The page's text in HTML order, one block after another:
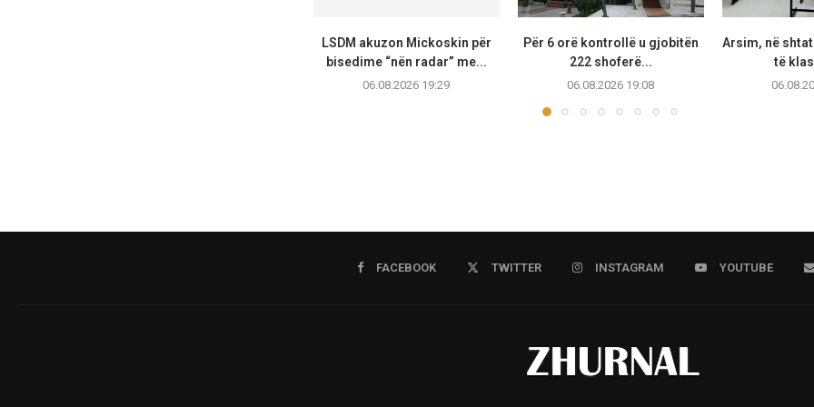
LSDM akuzon Mickoskin për
bisedime “nën radar” me...
06.08.2026 19:29
Për 6 orë kontrollë u gjobitën
222 shoferë...
06.08.2026 19:08
Arsim, në
të
FACEBOOK TWITTER INSTAGRAM YOUTUBE